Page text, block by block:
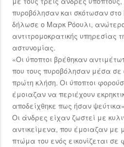
πυροβόλησαν και σκότωσαν
δήλωσε ο Μαρκ Ρόουλι,
αντιτρομοκρατικής υπηρεσίας
αστυνομίας.
«Οι ύποπτοι βρέθηκαν
που τους πυροβόλησαν μέσα
πρώτη κλήση. Οι ύποπτοι
έμοιαζαν να περιέχουν
αποδείχθηκε πως ήσαν
Οι άνδρες είχαν ζωστεί με
αντικείμενα, που έμοιαζαν με
πτώμα του ενός εικονίζεται σε